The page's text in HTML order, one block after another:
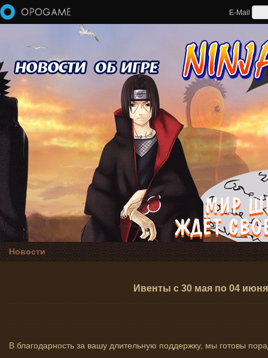
Перейти к основному содержанию
E-Mail
Новости
Ивенты с 30 мая по 04 июня
В благодарность за вашу длительную поддержку, мы готовы